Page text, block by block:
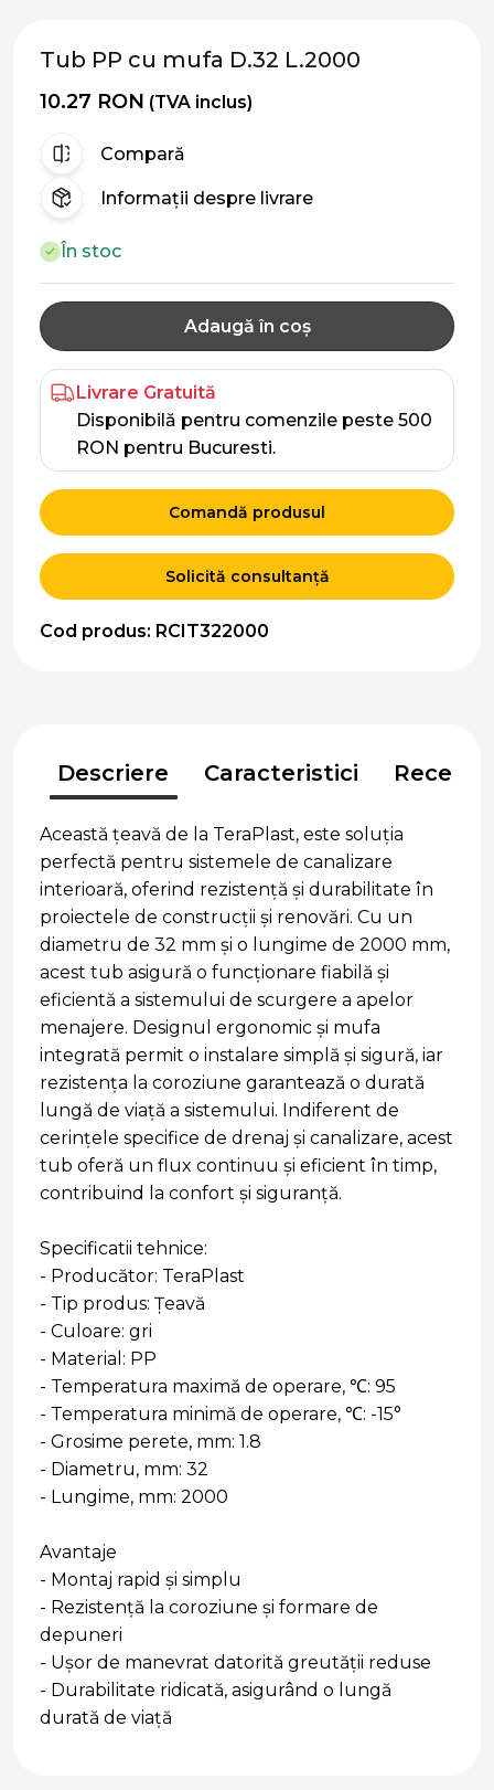
Tub PP cu mufa D.32 L.2000
10.27 RON (TVA inclus)
Compară
Informații despre livrare
În stoc
Adaugă în coș
Livrare Gratuită
Disponibilă pentru comenzile peste 500
RON pentru Bucuresti.
Comandă produsul
Solicită consultanță
Cod produs: RCIT322000
Descriere Caracteristici
Această țeavă de la TeraPlast, este soluția
perfectă pentru sistemele de canalizare
interioară, oferind rezistență și durabilitate în
proiectele de construcții și renovări. Cu un
diametru de 32 mm și o lungime de 2000 mm,
acest tub asigură o funcționare fiabilă și
eficientă a sistemului de scurgere a apelor
menajere. Designul ergonomic și mufa
integrată permit o instalare simplă și sigură, iar
rezistența la coroziune garantează o durată
lungă de viață a sistemului. Indiferent de
cerințele specifice de drenaj și canalizare, acest
tub oferă un flux continuu și eficient în timp,
contribuind la confort și siguranță.
Specificatii tehnice:
- Producător: TeraPlast
- Tip produs: Țeavă
- Culoare: gri
- Material: PP
- Temperatura maximă de operare, ℃: 95
- Temperatura minimă de operare, ℃: -15°
- Grosime perete, mm: 1.8
- Diametru, mm: 32
- Lungime, mm: 2000
Avantaje
- Montaj rapid și simplu
- Rezistență la coroziune și formare de
depuneri
- Ușor de manevrat datorită greutății reduse
- Durabilitate ridicată, asigurând o lungă
durată de viață